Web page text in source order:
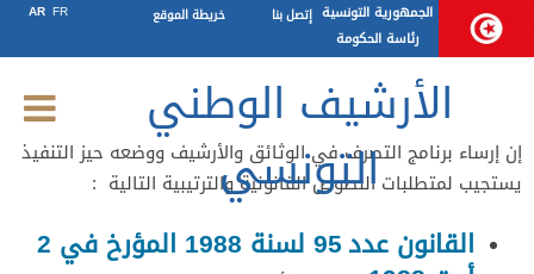
الجمهورية التونسية
رئاسة الحكومة
AR FR خريطة الموقع إتصل بنا
الأرشيف الوطني
التونسي
النصوص القانونية والترتيبية
المتعلقة بالأرشيف
إن إرساء برنامج التصرف في الوثائق والأرشيف ووضعه حيز التنفيذ
يستجيب لمتطلبات النصوص القانونية والترتيبية التالية :
القانون عدد 95 لسنة 1988 المؤرخ في 2